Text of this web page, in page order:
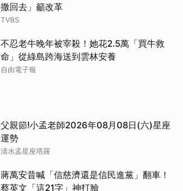
撒回去」籲改革
TVBS
不忍老牛晚年被宰殺！她花2.5萬「買牛救
命」從綠島跨海送到雲林安養
自由電子報
父親節!小孟老師2026年08月08日(六)星座
運勢
清水孟星座塔羅
蔣萬安昔喊「信慈濟還是信民進黨」翻車！
蔡英文「這21字」神打臉